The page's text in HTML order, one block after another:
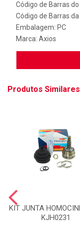
Código de Barras
Código de Barras
Embalagem: PC
Marca: Axios
Produtos Similares
KIT JUNTA
KJH0231